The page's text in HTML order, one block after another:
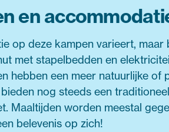
en
op deze kampen varieert, maar
met stapelbedden en
hebben een meer natuurlijke of
nog steeds een traditioneel
Maaltijden worden meestal
belevenis op zich!